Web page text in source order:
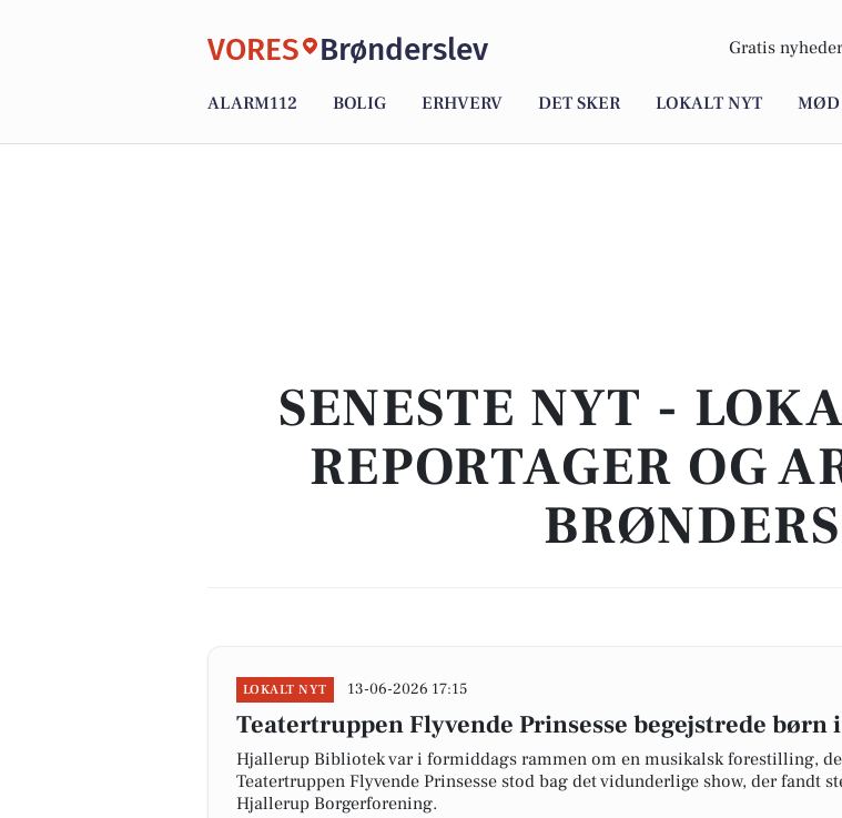
VORES Brønderslev Gratis
ALARM112 BOLIG ERHVERV DET SKER LOKALT NYT MØD
SENESTE NYT -
REPORTAGER OG
LOKALT NYT 13-06-2026 17:15
Teatertruppen Flyvende Prinsesse begejstrede
Hjallerup Bibliotek var i formiddags rammen om en musikalsk forestilling,
Teatertruppen Flyvende Prinsesse stod bag det vidunderlige show, der fandt
Hjallerup Borgerforening.